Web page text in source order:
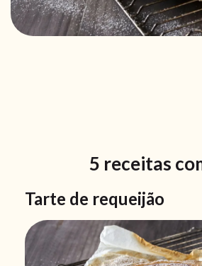
5 receitas
Tarte de requeijão